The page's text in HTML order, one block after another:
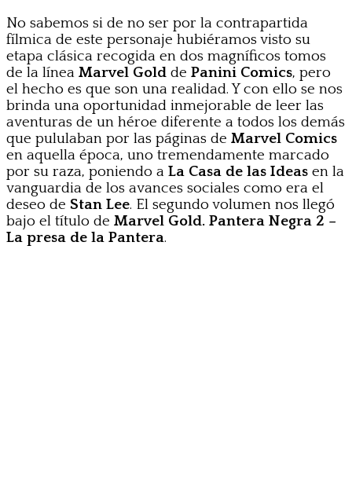
No sabemos si de no ser por la contrapartida
fílmica de este personaje hubiéramos visto su
etapa clásica recogida en dos magníficos tomos
de la línea Marvel Gold de Panini Comics, pero
el hecho es que son una realidad. Y con ello se nos
brinda una oportunidad inmejorable de leer las
aventuras de un héroe diferente a todos los demás
que pululaban por las páginas de Marvel Comics
en aquella época, uno tremendamente marcado
por su raza, poniendo a La Casa de las Ideas en la
vanguardia de los avances sociales como era el
deseo de Stan Lee. El segundo volumen nos llegó
bajo el título de Marvel Gold. Pantera Negra 2 –
La presa de la Pantera.